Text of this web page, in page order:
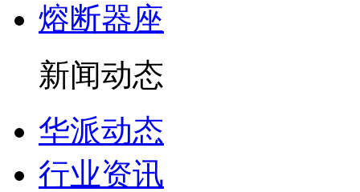
熔断器座
新闻动态
华派动态
行业资讯